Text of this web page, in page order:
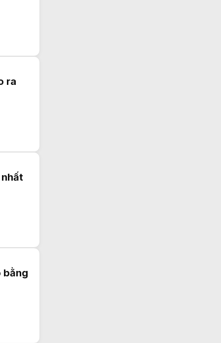
ra
bằng